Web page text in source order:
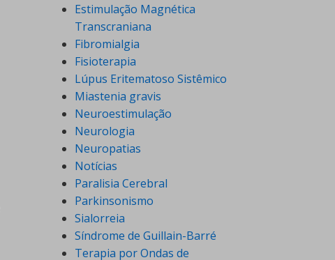
Estimulação Magnética
Transcraniana
Fibromialgia
Fisioterapia
Lúpus Eritematoso Sistêmico
Miastenia gravis
Neuroestimulação
Neurologia
Neuropatias
Notícias
Paralisia Cerebral
Parkinsonismo
Sialorreia
Síndrome de Guillain-Barré
Terapia por Ondas de